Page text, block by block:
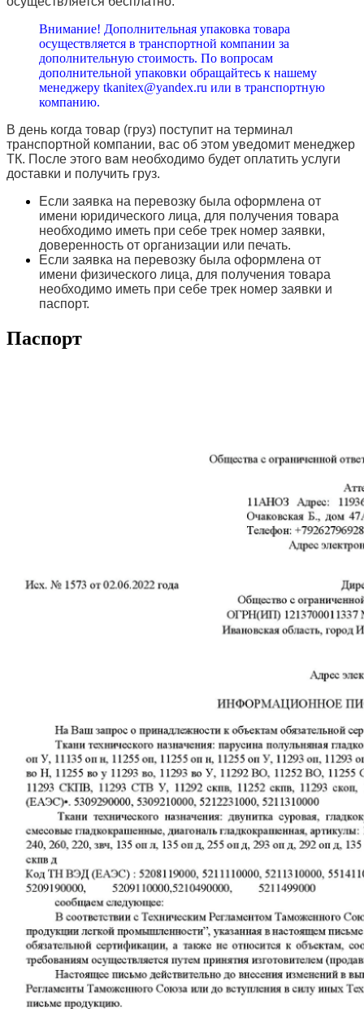
Внимание! Дополнительная упаковка товара
осуществляется в транспортной компании за
дополнительную стоимость. По вопросам
дополнительной упаковки обращайтесь к нашему
менеджеру tkanitex@yandex.ru или в транспортную
компанию.
В день когда товар (груз) поступит на терминал
транспортной компании, вас об этом уведомит менеджер
ТК. После этого вам необходимо будет оплатить услуги
доставки и получить груз.
Если заявка на перевозку была оформлена от
имени юридического лица, для получения товара
необходимо иметь при себе трек номер заявки,
доверенность от организации или печать.
Если заявка на перевозку была оформлена от
имени физического лица, для получения товара
необходимо иметь при себе трек номер заявки и
паспорт.
Паспорт